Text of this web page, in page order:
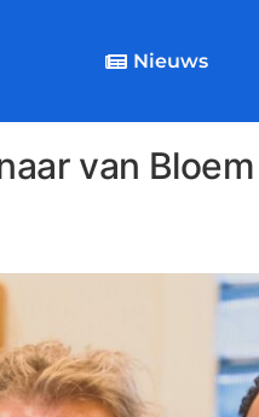
Nieuws
van